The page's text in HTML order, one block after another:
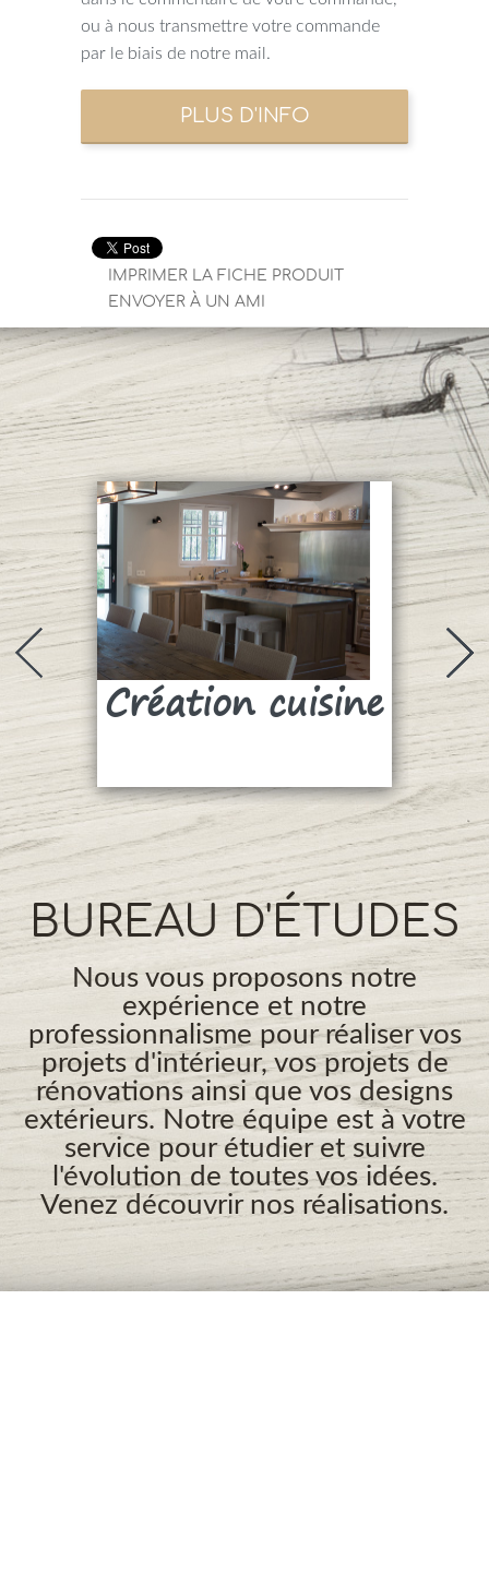
ou à nous transmettre votre commande
par le biais de notre mail.
IMPRIMER LA FICHE PRODUIT
ENVOYER À UN AMI
Création cuisine
BUREAU D'ÉTUDES
Nous vous proposons notre
expérience et notre
professionnalisme pour réaliser vos
projets d'intérieur, vos projets de
rénovations ainsi que vos designs
extérieurs. Notre équipe est à votre
service pour étudier et suivre
l'évolution de toutes vos idées.
Venez découvrir nos réalisations.